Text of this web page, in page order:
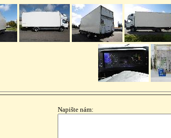
Napište nám: